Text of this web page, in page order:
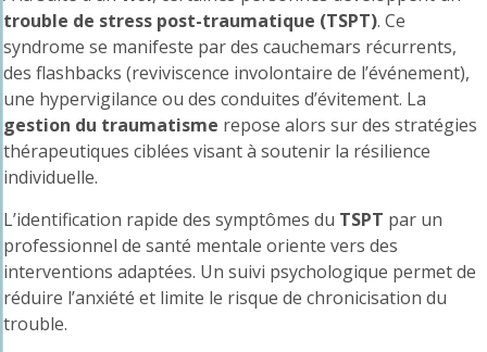
trouble de stress post-traumatique (TSPT). Ce
syndrome se manifeste par des cauchemars récurrents,
des flashbacks (reviviscence involontaire de l’événement),
une hypervigilance ou des conduites d’évitement. La
gestion du traumatisme repose alors sur des stratégies
thérapeutiques ciblées visant à soutenir la résilience
individuelle.
L’identification rapide des symptômes du TSPT par un
professionnel de santé mentale oriente vers des
interventions adaptées. Un suivi psychologique permet de
réduire l’anxiété et limite le risque de chronicisation du
trouble.